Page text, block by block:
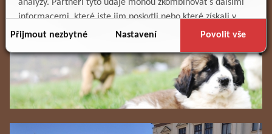
analýzy. Partneři tyto údaje mohou zkombinovat s dalšími
informacemi, které jste jim poskytli nebo které získali v
důsledku toho, že používáte jejich služby.
Přijmout nezbytné Nastavení Povolit vše